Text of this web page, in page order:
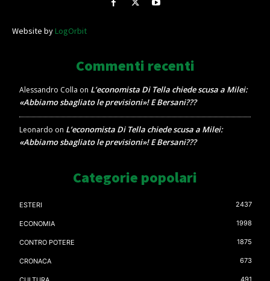
Website byLogOrbit
Commenti recenti
Alessandro Colla on L’economista Di Tella chiede scusa a Milei:
«Abbiamo sbagliato le previsioni»! E Bersani???
Leonardo on L’economista Di Tella chiede scusa a Milei:
«Abbiamo sbagliato le previsioni»! E Bersani???
Categorie popolari
ESTERI 2437
ECONOMIA 1998
CONTRO POTERE 1875
CRONACA 673
491